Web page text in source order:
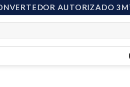
AUTORIZADO